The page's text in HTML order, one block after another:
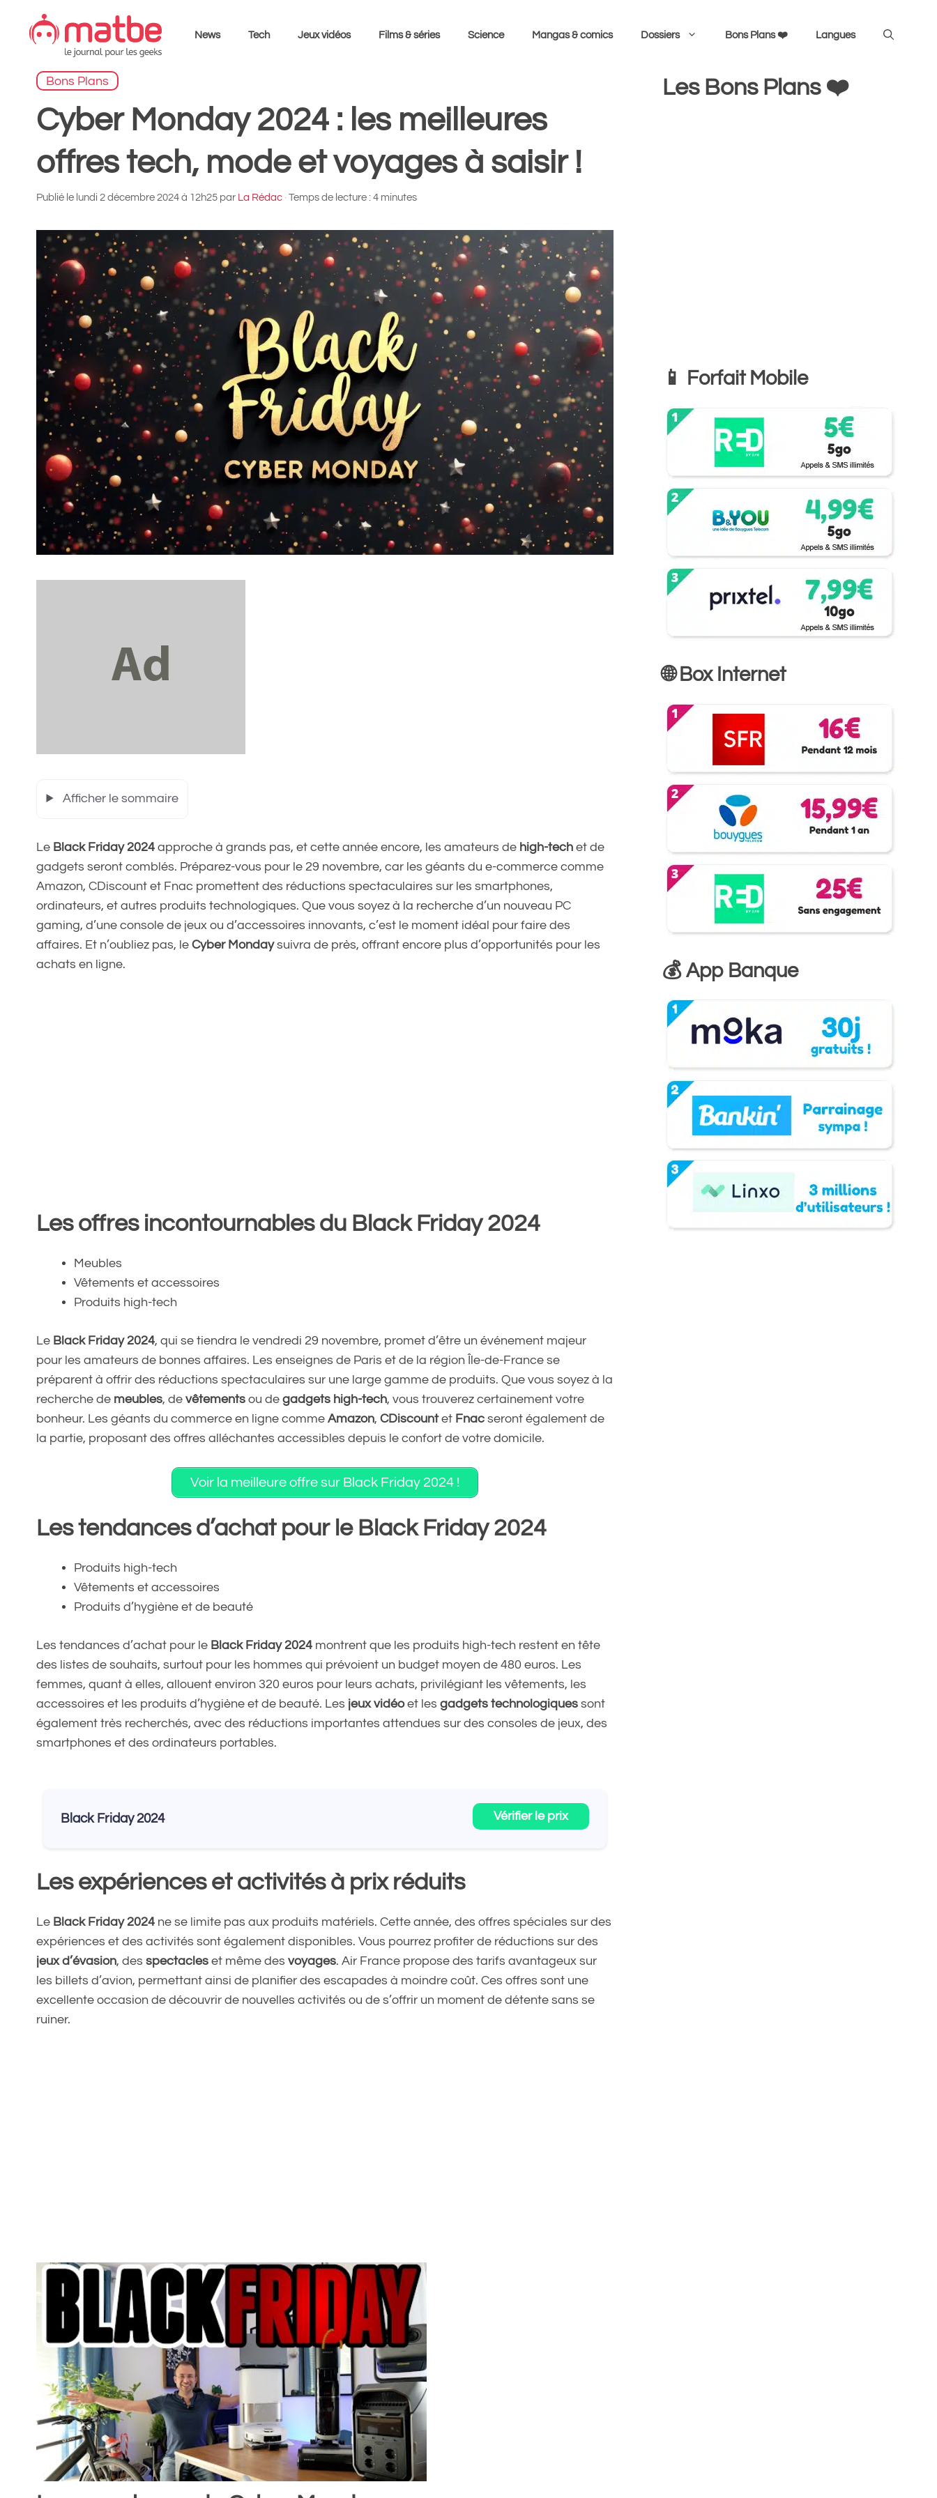
contenu
News Tech Jeux vidéos Films & séries Science Mangas & comics Dossiers Bons Plans ❤️ Langues
Bons Plans
Cyber Monday 2024 : les meilleures
offres tech, mode et voyages à saisir !
Publié le lundi 2 décembre 2024 à 12h25 par La Rédac · Temps de lecture : 4 minutes
Afficher le sommaire
Le Black Friday 2024 approche à grands pas, et cette année encore, les amateurs de high-tech et de
gadgets seront comblés. Préparez-vous pour le 29 novembre, car les géants du e-commerce comme
Amazon, CDiscount et Fnac promettent des réductions spectaculaires sur les smartphones,
ordinateurs, et autres produits technologiques. Que vous soyez à la recherche d’un nouveau PC
gaming, d’une console de jeux ou d’accessoires innovants, c’est le moment idéal pour faire des
affaires. Et n’oubliez pas, le Cyber Mondaysuivra de près, offrant encore plus d’opportunités pour les
achats en ligne.
Les offres incontournables du Black Friday 2024
Meubles
Vêtements et accessoires
Produits high-tech
Le Black Friday 2024, qui se tiendra le vendredi 29 novembre, promet d’être un événement majeur
pour les amateurs de bonnes affaires. Les enseignes de Paris et de la région Île-de-France se
préparent à offrir des réductions spectaculaires sur une large gamme de produits. Que vous soyez à la
recherche de meubles, de vêtements ou de gadgets high-tech, vous trouverez certainement votre
bonheur. Les géants du commerce en ligne comme Amazon, CDiscountet Fnac seront également de
la partie, proposant des offres alléchantes accessibles depuis le confort de votre domicile.
Voir la meilleure offre sur Black Friday 2024 !
Les tendances d’achat pour le Black Friday 2024
Produits high-tech
Vêtements et accessoires
Produits d’hygiène et de beauté
Les tendances d’achat pour le Black Friday 2024 montrent que les produits high-tech restent en tête
des listes de souhaits, surtout pour les hommes qui prévoient un budget moyen de 480 euros. Les
femmes, quant à elles, allouent environ 320 euros pour leurs achats, privilégiant les vêtements, les
accessoires et les produits d’hygiène et de beauté. Les jeux vidéoet les gadgets technologiques sont
également très recherchés, avec des réductions importantes attendues sur des consoles de jeux, des
smartphones et des ordinateurs portables.
Black Friday 2024 Vérifier le prix
Les expériences et activités à prix réduits
Le Black Friday 2024 ne se limite pas aux produits matériels. Cette année, des offres spéciales sur des
expériences et des activités sont également disponibles. Vous pourrez profiter de réductions sur des
jeux d’évasion, des spectacles et même des voyages. Air France propose des tarifs avantageux sur
les billets d’avion, permettant ainsi de planifier des escapades à moindre coût. Ces offres sont une
excellente occasion de découvrir de nouvelles activités ou de s’offrir un moment de détente sans se
ruiner.
Les Bons Plans ❤️
📱 Forfait Mobile
🌐 Box Internet
💰 App Banque